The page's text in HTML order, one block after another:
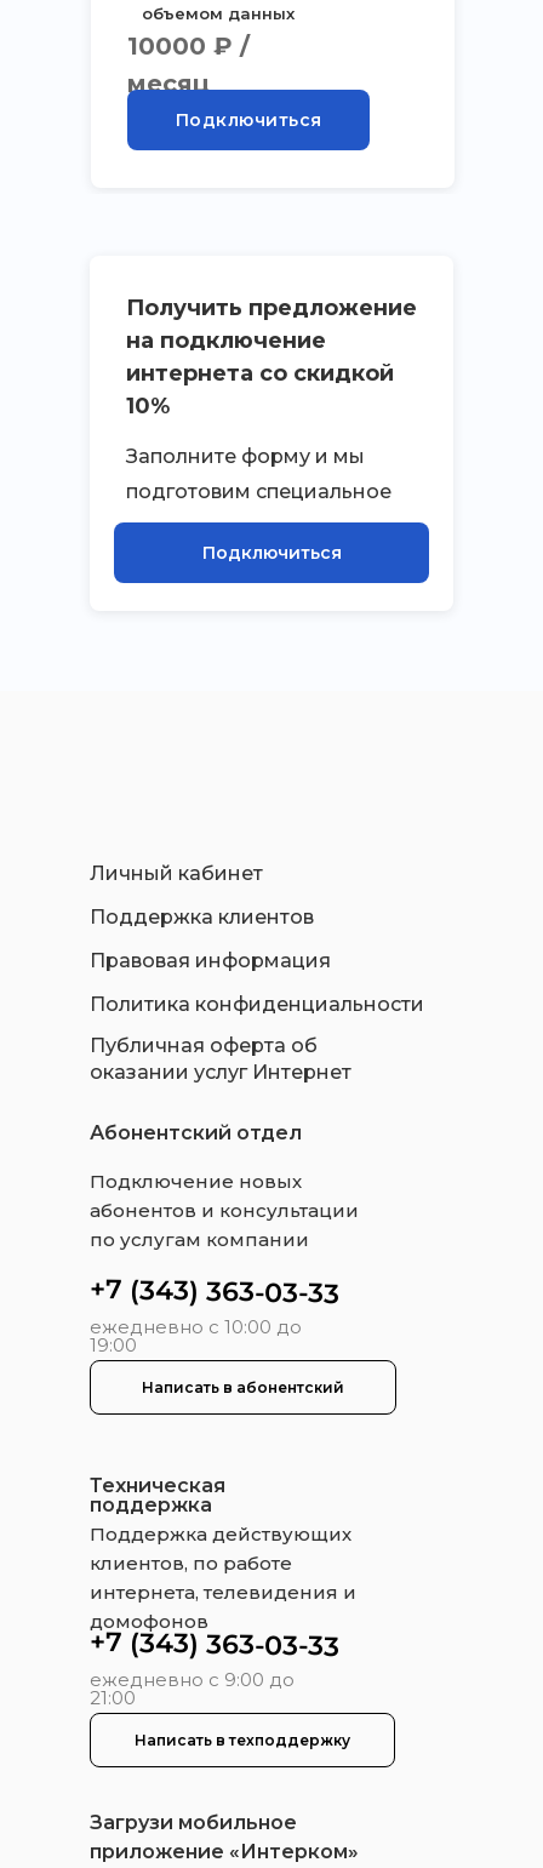
объемом данных
10000 ₽ /
месяц
Подключиться
Получить предложение
на подключение
интернета со скидкой
10%
Заполните форму и мы
подготовим специальное
приложение на
подключение к интернету
Подключиться
Личный кабинет
Поддержка клиентов
Политика конфиденциальности
Публичная оферта об
оказании услуг Интернет
Правовая информация
Написать в абонентский
Подключение новых
абонентов и консультации
по услугам компании
+7 (343) 363-03-33
ежедневно с 10:00 до
19:00
Абонентский отдел
Загрузи мобильное
приложение «Интерком»
Написать в техподдержку
Техническая
поддержка
+7 (343) 363-03-33
ежедневно с 9:00 до
21:00
Поддержка действующих
клиентов, по работе
интернета, телевидения и
домофонов